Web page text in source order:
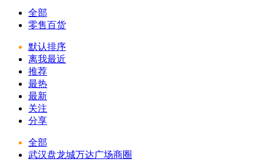
全部
零售百货
默认排序
离我最近
推荐
最热
最新
关注
分享
全部
武汉盘龙城万达广场商圈